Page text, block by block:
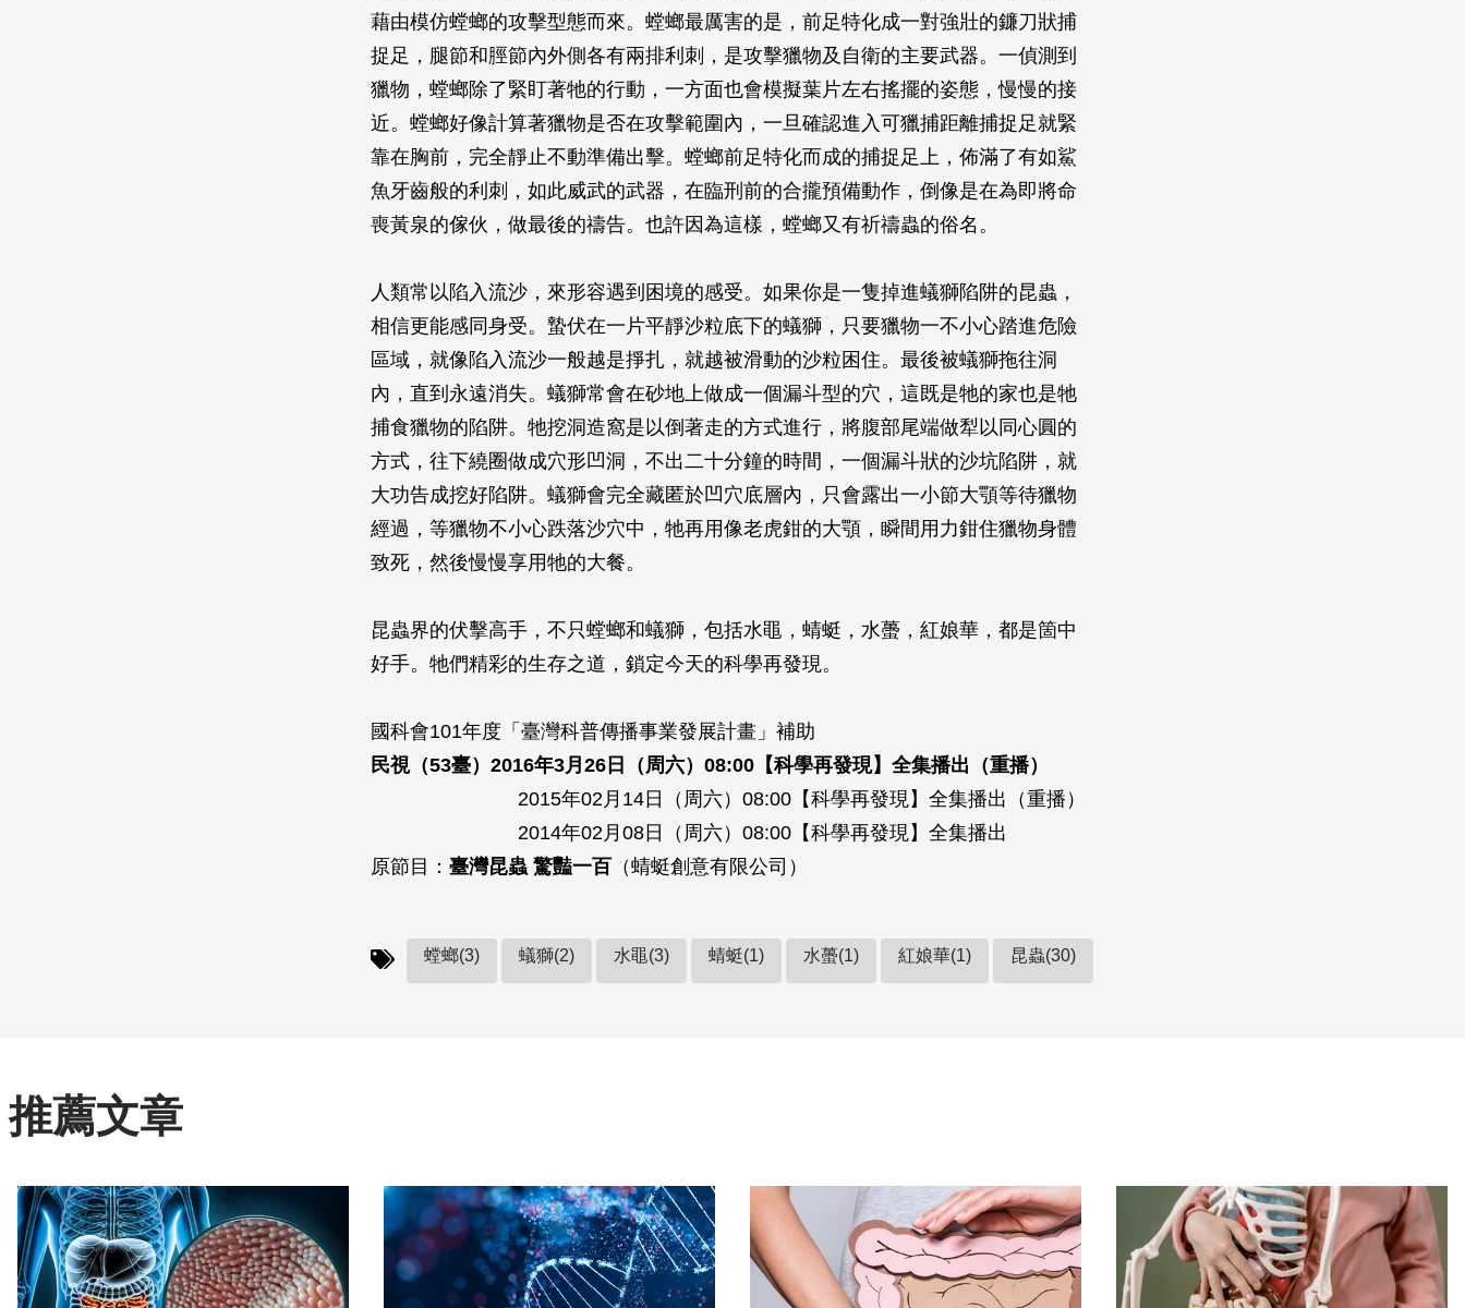
藉由模仿螳螂的攻擊型態而來。螳螂最厲害的是，前足特化成一對強壯的鐮刀狀捕
捉足，腿節和脛節內外側各有兩排利刺，是攻擊獵物及自衛的主要武器。一偵測到
獵物，螳螂除了緊盯著牠的行動，一方面也會模擬葉片左右搖擺的姿態，慢慢的接
近。螳螂好像計算著獵物是否在攻擊範圍內，一旦確認進入可獵捕距離捕捉足就緊
靠在胸前，完全靜止不動準備出擊。螳螂前足特化而成的捕捉足上，佈滿了有如鯊
魚牙齒般的利刺，如此威武的武器，在臨刑前的合攏預備動作，倒像是在為即將命
喪黃泉的傢伙，做最後的禱告。也許因為這樣，螳螂又有祈禱蟲的俗名。
人類常以陷入流沙，來形容遇到困境的感受。如果你是一隻掉進蟻獅陷阱的昆蟲，
相信更能感同身受。蟄伏在一片平靜沙粒底下的蟻獅，只要獵物一不小心踏進危險
區域，就像陷入流沙一般越是掙扎，就越被滑動的沙粒困住。最後被蟻獅拖往洞
內，直到永遠消失。蟻獅常會在砂地上做成一個漏斗型的穴，這既是牠的家也是牠
捕食獵物的陷阱。牠挖洞造窩是以倒著走的方式進行，將腹部尾端做犁以同心圓的
方式，往下繞圈做成穴形凹洞，不出二十分鐘的時間，一個漏斗狀的沙坑陷阱，就
大功告成挖好陷阱。蟻獅會完全藏匿於凹穴底層內，只會露出一小節大顎等待獵物
經過，等獵物不小心跌落沙穴中，牠再用像老虎鉗的大顎，瞬間用力鉗住獵物身體
致死，然後慢慢享用牠的大餐。
昆蟲界的伏擊高手，不只螳螂和蟻獅，包括水黽，蜻蜓，水蠆，紅娘華，都是箇中
好手。牠們精彩的生存之道，鎖定今天的科學再發現。
國科會101年度「臺灣科普傳播事業發展計畫」補助
民視（53臺）2016年3月26日（周六）08:00【科學再發現】全集播出（重播）
2015年02月14日（周六）08:00【科學再發現】全集播出（重播）
2014年02月08日（周六）08:00【科學再發現】全集播出
原節目： 臺灣昆蟲 驚豔一百 （蜻蜓創意有限公司）
螳螂(3) 蟻獅(2) 水黽(3) 蜻蜓(1) 水蠆(1) 紅娘華(1) 昆蟲(30)
推薦文章